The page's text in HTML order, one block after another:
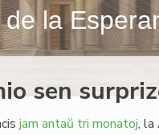
la
sen
jam antaŭ tri monatoj, la